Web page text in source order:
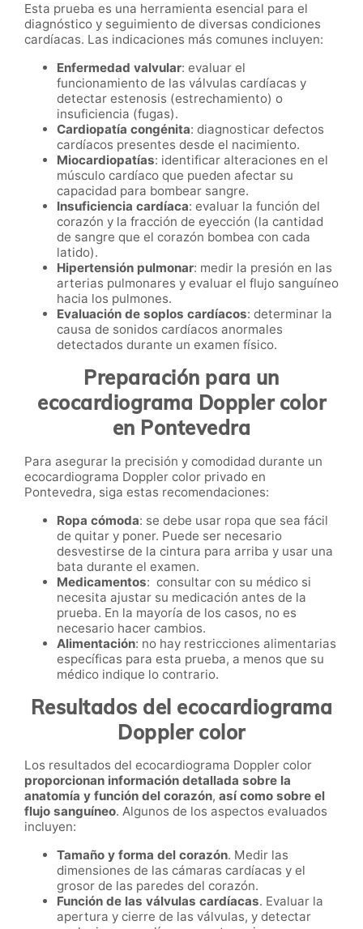
Esta prueba es una herramienta esencial para el
diagnóstico y seguimiento de diversas condiciones
cardíacas. Las indicaciones más comunes incluyen:
Enfermedad valvular: evaluar el
funcionamiento de las válvulas cardíacas y
detectar estenosis (estrechamiento) o
insuficiencia (fugas).
Cardiopatía congénita: diagnosticar defectos
cardíacos presentes desde el nacimiento.
Miocardiopatías: identificar alteraciones en el
músculo cardíaco que pueden afectar su
capacidad para bombear sangre.
Insuficiencia cardíaca: evaluar la función del
corazón y la fracción de eyección (la cantidad
de sangre que el corazón bombea con cada
latido).
Hipertensión pulmonar: medir la presión en las
arterias pulmonares y evaluar el flujo sanguíneo
hacia los pulmones.
Evaluación de soplos cardíacos: determinar la
causa de sonidos cardíacos anormales
detectados durante un examen físico.
Preparación para un
ecocardiograma Doppler color
en Pontevedra
Para asegurar la precisión y comodidad durante un
ecocardiograma Doppler color privado en
Pontevedra, siga estas recomendaciones:
Ropa cómoda: se debe usar ropa que sea fácil
de quitar y poner. Puede ser necesario
desvestirse de la cintura para arriba y usar una
bata durante el examen.
Medicamentos: consultar con su médico si
necesita ajustar su medicación antes de la
prueba. En la mayoría de los casos, no es
necesario hacer cambios.
Alimentación: no hay restricciones alimentarias
específicas para esta prueba, a menos que su
médico indique lo contrario.
Resultados del ecocardiograma
Doppler color
Los resultados del ecocardiograma Doppler color
proporcionan información detallada sobre la
anatomía y función del corazón, así como sobre el
flujo sanguíneo. Algunos de los aspectos evaluados
incluyen:
Tamaño y forma del corazón. Medir las
dimensiones de las cámaras cardíacas y el
grosor de las paredes del corazón.
Función de las válvulas cardíacas. Evaluar la
apertura y cierre de las válvulas, y detectar